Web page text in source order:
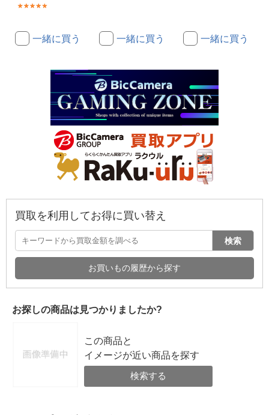
一緒に買う 一緒に買う 一緒に買う
買取を利用してお得に買い替え
検索
お買いもの履歴から探す
お探しの商品は見つかりましたか?
この商品と
イメージが近い商品を探す
検索する